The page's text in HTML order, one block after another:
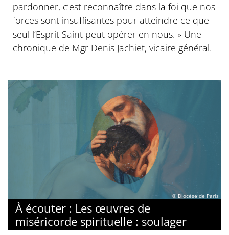
pardonner, c’est reconnaître dans la foi que nos
forces sont insuffisantes pour atteindre ce que
seul l’Esprit Saint peut opérer en nous. » Une
chronique de Mgr Denis Jachiet, vicaire général.
© Diocèse de Paris
À écouter : Les œuvres de
miséricorde spirituelle : soulager